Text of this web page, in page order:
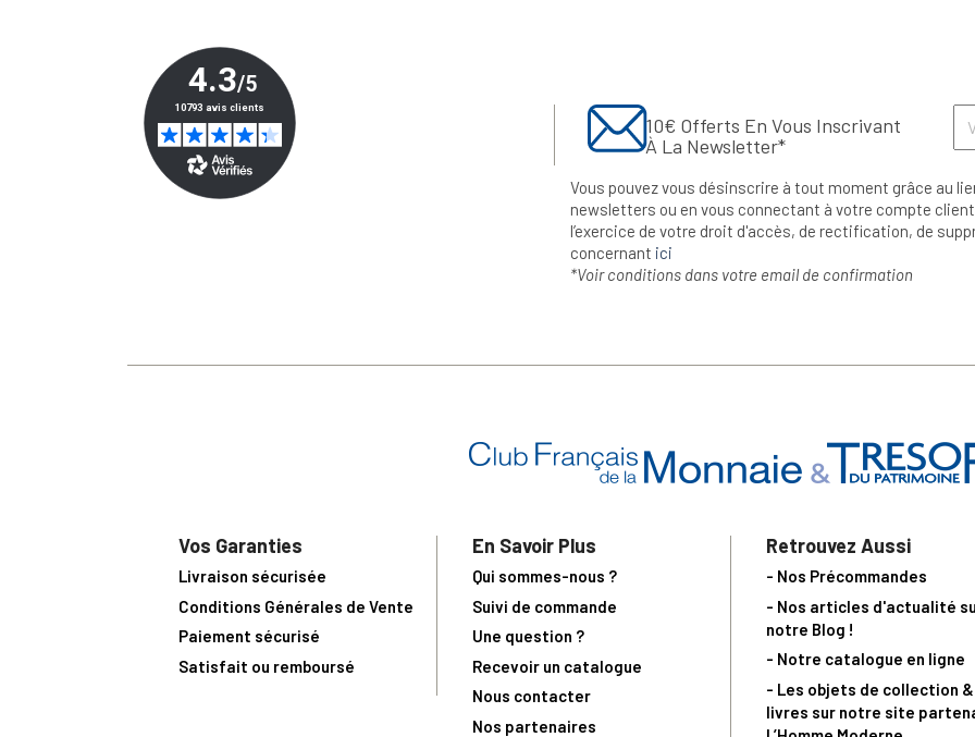
10€ Offerts En Vous Inscrivant
À La Newsletter*
Vous pouvez vous désinscrire à tout moment grâce au
newsletters ou en vous connectant à votre compte
l’exercice de votre droit d'accès, de rectification, de
concernant ici
*Voir conditions dans votre email de confirmation
Vos Garanties
Livraison sécurisée
Conditions Générales de Vente
Paiement sécurisé
Satisfait ou remboursé
En Savoir Plus
Qui sommes-nous ?
Suivi de commande
Une question ?
Recevoir un catalogue
Nous contacter
Nos partenaires
Retrouvez Aussi
- Nos Précommandes
- Nos articles d'actualité
notre Blog !
- Notre catalogue en ligne
- Les objets de collection
livres sur notre site